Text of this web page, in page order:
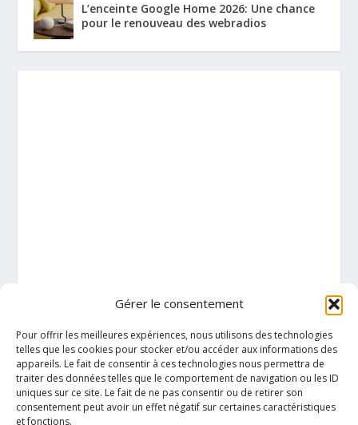
Gérer le consentement
Pour offrir les meilleures expériences, nous utilisons des technologies
telles que les cookies pour stocker et/ou accéder aux informations des
appareils. Le fait de consentir à ces technologies nous permettra de
traiter des données telles que le comportement de navigation ou les ID
uniques sur ce site. Le fait de ne pas consentir ou de retirer son
consentement peut avoir un effet négatif sur certaines caractéristiques
et fonctions.
L’enceinte Google Home 2026: Une chance
pour le renouveau des webradios